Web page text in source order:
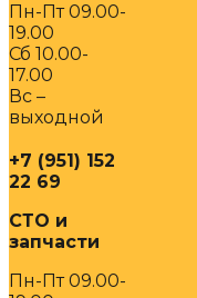
Пн-Пт 09.00-
19.00
Сб 10.00-
17.00
Вс –
выходной
+7 (951) 152
22 69
СТО и
запчасти
Пн-Пт 09.00-